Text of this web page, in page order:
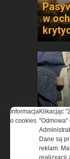
w
Informacja
o cookies
Klikacjąc
"Odmowa"
Dane są
reklam.
realizxacji